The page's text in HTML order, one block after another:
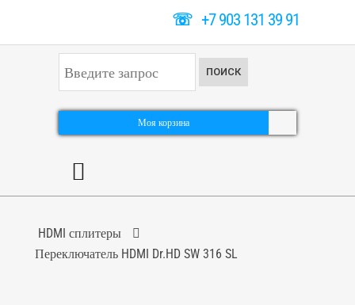
☏+7 903 131 39 91
к
а
ь
ПОИСК
Моя корзина
HDMI сплитеры
Переключатель HDMI Dr.HD SW 316 SL